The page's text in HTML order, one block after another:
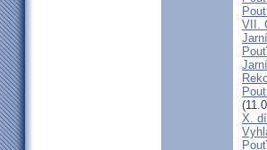
VII.
X.